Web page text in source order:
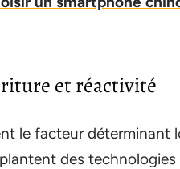
et réactivité
le facteur déterminant
des